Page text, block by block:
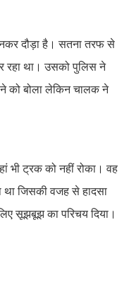
दौड़ा है। सतना तरफ से
रहा था। उसको पुलिस ने
को बोला लेकिन चालक ने
भी ट्रक को नहीं रोका। वह
था जिसकी वजह से हादसा
सूझबूझ का परिचय दिया।